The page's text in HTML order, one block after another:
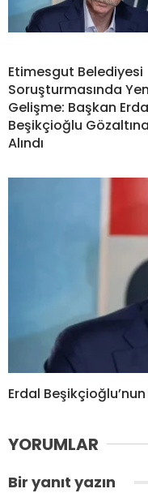
Etimesgut Belediyesi
Soruşturmasında
Gelişme: Başkan
Beşikçioğlu Gözaltına
Alındı
Erdal
YORUMLAR
Bir yanıt yazın